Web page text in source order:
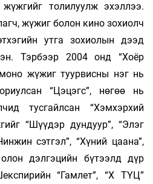
толилуулж эхэллээ.
жүжиг болон кино зохиолч
утга зохиолын дээд
Тэрбээр 2004 онд “Хоёр
жүжиг туурвисны нэг нь
“Цэцэгс”, нөгөө нь
тусгайлсан “Хэмхэрхий
“Шүүдэр дундуур”, “Элэг
сэтгэл”, “Хүний цаана”,
дэлгэцийн бүтээлд дүр
“Гамлет”, “Х ТҮЦ”